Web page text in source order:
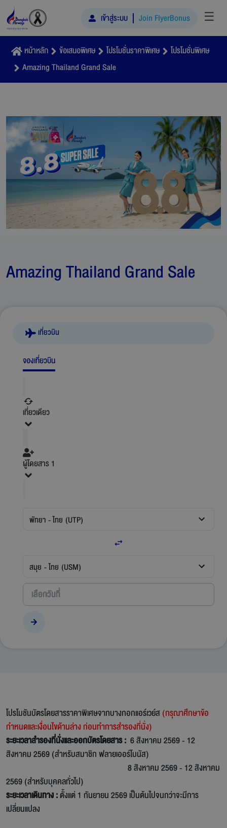
เข้าสู่ระบบ Join FlyerBonus ☰
หน้าหลัก ข้อเสนอพิเศษ โปรโมชั่นราคาพิเศษ
โปรโมชั่นพิเศษ
Amazing Thailand Grand Sale
Amazing Thailand Grand Sale
เที่ยวบิน
จองเที่ยวบิน
เที่ยวเดียว
ผู้โดยสาร 1
พัทยา - ไทย (UTP)
สมุย - ไทย (USM)
โปรโมชันบัตรโดยสารราคาพิเศษจากบางกอกแอร์เวย์ส(กรุณาศึกษาข้อ
กำหนดและเงื่อนไขด้านล่าง ก่อนทำการสำรองที่นั่ง)
ระยะเวลาสำรองที่นั่งและออกบัตรโดยสาร : 6 สิงหาคม 2569 - 12
สิงหาคม 2569 (สำหรับสมาชิก ฟลายเออร์โบนัส)
8 สิงหาคม 2569 - 12 สิงหาคม
2569 (สำหรับบุคคลทั่วไป)
ระยะเวลาเดินทาง :ตั้งแต่ 1 กันยายน 2569 เป็นต้นไปจนกว่าจะมีการ
เปลี่ยนแปลง